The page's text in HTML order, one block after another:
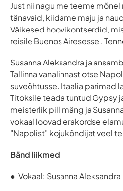
Just nii nagu me teeme
tänavaid, kiidame maju ja
Väikesed hoovikontserdid,
reisile Buenos Airesesse ,
Susanna Aleksandra ja
Tallinna vanalinnast otse
suveõhtusse. Itaalia parimad
Titoksile teada tuntud Gypsy
meisterlik pillimäng ja
vokaal loovad erakordse
"Napolist" kojukõndijat veel
Bändiliikmed
● Vokaal: Susanna Aleksandra